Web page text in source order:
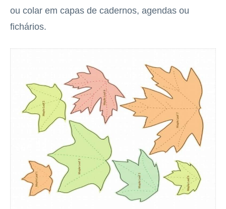
ou colar em capas de cadernos, agendas ou
fichários.